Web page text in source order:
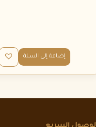
إضافة إلى السلة